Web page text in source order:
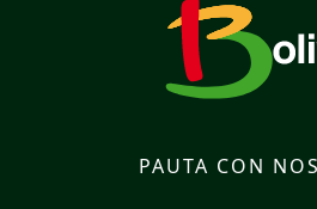
PAUTA CON